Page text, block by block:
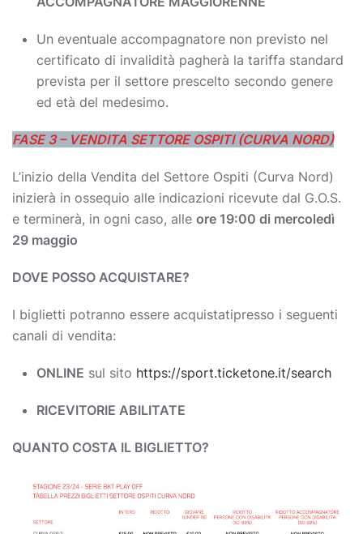
Un eventuale accompagnatore non previsto nel
certificato di invalidità pagherà la tariffa standard
prevista per il settore prescelto secondo genere
ed età del medesimo.
FASE 3 – VENDITA SETTORE OSPITI (CURVA NORD)
L’inizio della Vendita del Settore Ospiti (Curva Nord)
inizierà in ossequio alle indicazioni ricevute dal G.O.S.
e terminerà, in ogni caso, alle ore 19:00 di mercoledì
29 maggio
DOVE POSSO ACQUISTARE?
I biglietti potranno essere acquistatipresso i seguenti
canali di vendita:
ONLINE sul sito https://sport.ticketone.it/search
RICEVITORIE ABILITATE
QUANTO COSTA IL BIGLIETTO?